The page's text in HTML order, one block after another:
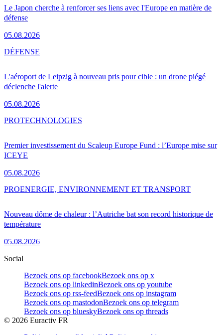
Le Japon cherche à renforcer ses liens avec l'Europe en matière de
défense
05.08.2026
L'aéroport de Leipzig à nouveau pris pour cible : un drone piégé
déclenche l'alerte
05.08.2026
DÉFENSE
Premier investissement du Scaleup Europe Fund : l’Europe mise sur
ICEYE
05.08.2026
PROTECHNOLOGIES
Nouveau dôme de chaleur : l’Autriche bat son record historique de
température
05.08.2026
PROENERGIE, ENVIRONNEMENT ET TRANSPORT
Social
Bezoek ons op facebookBezoek ons op x
Bezoek ons op linkedinBezoek ons op youtube
Bezoek ons op rss-feedBezoek ons op instagram
Bezoek ons op mastodonBezoek ons op telegram
Bezoek ons op blueskyBezoek ons op threads
© 2026 Euractiv FR